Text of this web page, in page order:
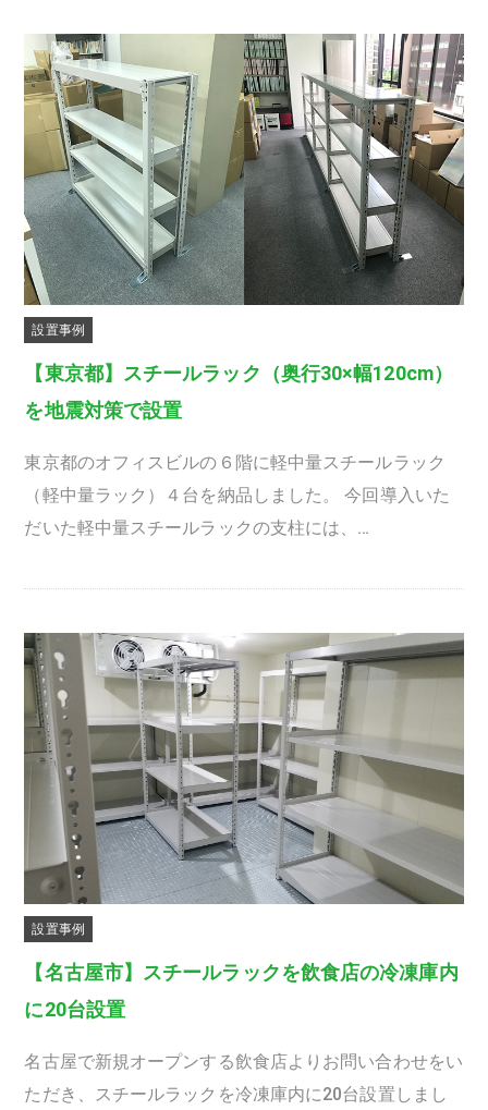
設置事例
【東京都】スチールラック（奥行30×幅120cm）
を地震対策で設置
東京都のオフィスビルの６階に軽中量スチールラック
（軽中量ラック）４台を納品しました。 今回導入いた
だいた軽中量スチールラックの支柱には、…
設置事例
【名古屋市】スチールラックを飲食店の冷凍庫内
に20台設置
名古屋で新規オープンする飲食店よりお問い合わせをい
ただき、スチールラックを冷凍庫内に20台設置しまし